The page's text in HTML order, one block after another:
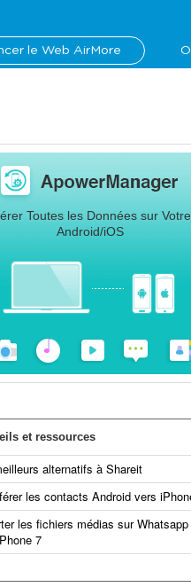
le Web AirMore
Toutes les Données sur Votre
Android/iOS
et ressources
alternatifs à Shareit
les contacts Android vers
les fichiers médias sur Whatsapp
7